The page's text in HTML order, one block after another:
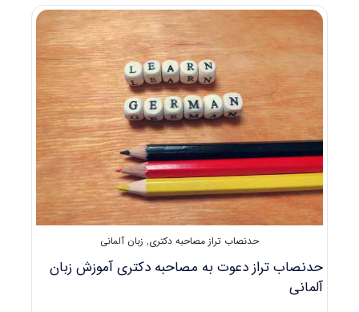
۹۸
آموزش
زبان
آلمانی
کد
۲۸۰۴
حدنصاب تراز مصاحبه دکتری, زبان آلمانی
حدنصاب تراز دعوت به مصاحبه دکتری آموزش زبان
آلمانی